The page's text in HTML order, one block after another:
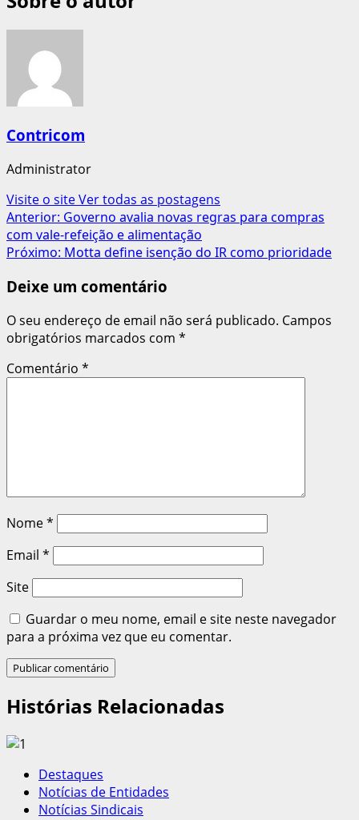
Contricom
Administrator
Visite o siteVer todas as postagens
Navegação
de
artigos
Anterior: Governo avalia novas regras para compras
com vale-refeição e alimentação
Próximo: Motta define isenção do IR como prioridade
Deixe um comentário
O seu endereço de email não será publicado. Campos
obrigatórios marcados com *
Comentário *
Nome*
Email *
Site
Guardar o meu nome, email e site neste navegador
para a próxima vez que eu comentar.
Histórias Relacionadas
Destaques
Notícias de Entidades
Notícias Sindicais